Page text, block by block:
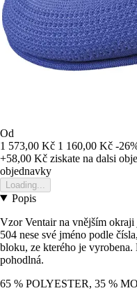
Od
1 573,00 Kč 1 160,00 Kč -
+58,00 Kč ziskate na dalsi
objednavky
Loading...
Popis
Vzor Ventair na vnějším
504 nese své jméno podle
bloku, ze kterého je
pohodlná.
65 % POLYESTER, 35 %